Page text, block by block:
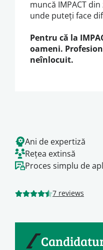
muncă IMPACT
unde puteți face
Pentru că la
oameni.
neînlocuit.
Ani de expertiză
Rețea extinsă
Proces simplu de
7 reviews